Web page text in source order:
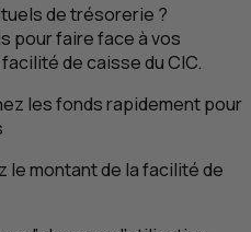
de trésorerie ?
pour faire face à vos
de caisse duCIC.
les fonds rapidement pour
montant de la facilité de